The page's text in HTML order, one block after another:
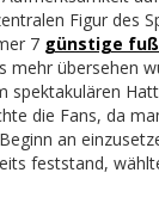
Figur des
7 günstige
mehr übersehen
spektakulären
die Fans, da
an
feststand,